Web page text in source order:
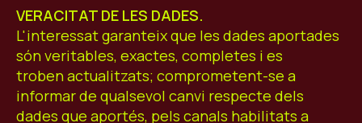
VERACITAT DE LES DADES.
L'interessat garanteix que les dades aportades
són veritables, exactes, completes i es
troben actualitzats; comprometent-se a
informar de qualsevol canvi respecte dels
dades que aportés, pels canals habilitats a